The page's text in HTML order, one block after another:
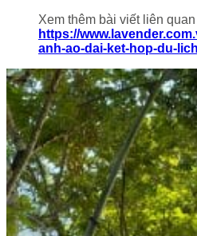
Xem thêm bài viết liên
https://
anh-ao-dai-ket-hop-du-